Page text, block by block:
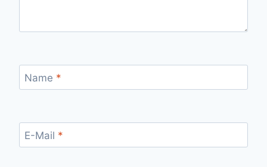
Name *
E-Mail *